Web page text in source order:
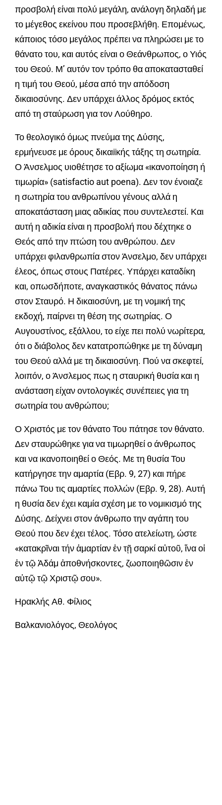
προσβολή είναι πολύ μεγάλη, ανάλογη δηλαδή με
το μέγεθος εκείνου που προσεβλήθη. Επομένως,
κάποιος τόσο μεγάλος πρέπει να πληρώσει με το
θάνατο του, και αυτός είναι ο Θεάνθρωπος, ο Υιός
του Θεού. Μ’ αυτόν τον τρόπο θα αποκατασταθεί
η τιμή του Θεού, μέσα από την απόδοση
δικαιοσύνης. Δεν υπάρχει άλλος δρόμος εκτός
από τη σταύρωση για τον Λούθηρο.
Το θεολογικό όμως πνεύμα της Δύσης,
ερμήνευσε με όρους δικαιϊκής τάξης τη σωτηρία.
Ο Άνσελμος υιοθέτησε το αξίωμα «ικανοποίηση ή
τιμωρία» (satisfactio aut poena). Δεν τον ένοιαζε
η σωτηρία του ανθρωπίνου γένους αλλά η
αποκατάσταση μιας αδικίας που συντελεστεί. Και
αυτή η αδικία είναι η προσβολή που δέχτηκε ο
Θεός από την πτώση του ανθρώπου. Δεν
υπάρχει φιλανθρωπία στον Άνσελμο, δεν υπάρχει
έλεος, όπως στους Πατέρες. Υπάρχει καταδίκη
και, οπωσδήποτε, αναγκαστικός θάνατος πάνω
στον Σταυρό. Η δικαιοσύνη, με τη νομική της
εκδοχή, παίρνει τη θέση της σωτηρίας. Ο
Αυγουστίνος, εξάλλου, το είχε πει πολύ νωρίτερα,
ότι ο διάβολος δεν κατατροπώθηκε με τη δύναμη
του Θεού αλλά με τη δικαιοσύνη. Πού να σκεφτεί,
λοιπόν, ο Άνσλεμος πως η σταυρική θυσία και η
ανάσταση είχαν οντολογικές συνέπειες για τη
σωτηρία του ανθρώπου;
Ο Χριστός με τον θάνατο Του πάτησε τον θάνατο.
Δεν σταυρώθηκε για να τιμωρηθεί ο άνθρωπος
και να ικανοποιηθεί ο Θεός. Με τη θυσία Του
κατήργησε την αμαρτία (Εβρ. 9, 27) και πήρε
πάνω Του τις αμαρτίες πολλών (Εβρ. 9, 28). Αυτή
η θυσία δεν έχει καμία σχέση με το νομικισμό της
Δύσης. Δείχνει στον άνθρωπο την αγάπη του
Θεού που δεν έχει τέλος. Τόσο ατελείωτη, ώστε
«κατακρῖναι τήν ἁμαρτίαν ἐν τῇ σαρκί αὐτοῦ, ἵνα οἱ
ἐν τῷ Ἀδάμ ἀποθνήσκοντες, ζωοποιηθῶσιν ἐν
αὐτῷ τῷ Χριστῷ σου».
Ηρακλής Αθ. Φίλιος
Βαλκανιολόγος, Θεολόγος